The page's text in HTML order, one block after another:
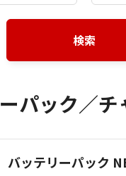
検索
パック／チ
バッテリーパック